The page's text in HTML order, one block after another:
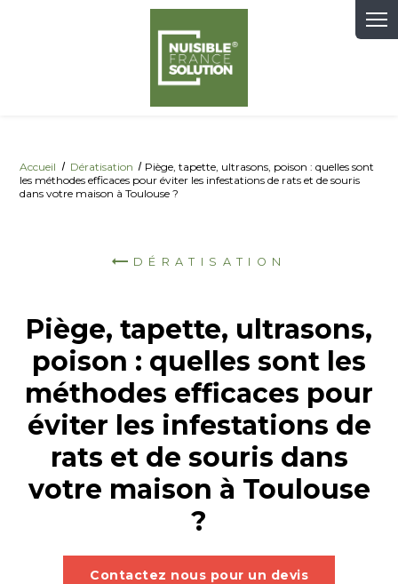
Accueil Dératisation
Piège, tapette, ultrasons, poison : quelles sont
les méthodes efficaces pour éviter les infestations de rats et de souris
dans votre maison à Toulouse ?
DÉRATISATION
Piège, tapette, ultrasons,
poison : quelles sont les
méthodes efficaces pour
éviter les infestations de
rats et de souris dans
votre maison à Toulouse
?
Contactez nous pour un devis
Panneau de gestion des cookies